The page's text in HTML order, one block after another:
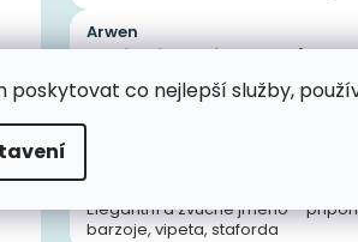
poskytovat co nejlepší služby,
Arwen
Elfské jméno z Pána prstenů. Pro
Ash
Krátké jméno inspirované
psa s šedou srstí nebo
Elegantní a zvučné jméno –
barzoje, vipeta, staforda